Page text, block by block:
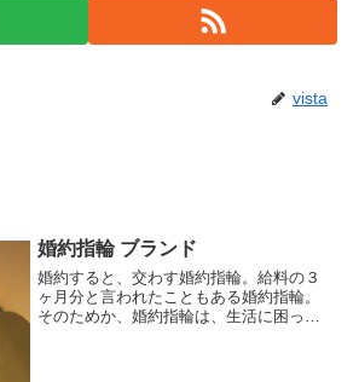
vista
婚約指輪 ブランド
婚約すると、交わす婚約指輪。給料の３
ヶ月分と言われたこともある婚約指輪。
そのためか、婚約指輪は、生活に困った